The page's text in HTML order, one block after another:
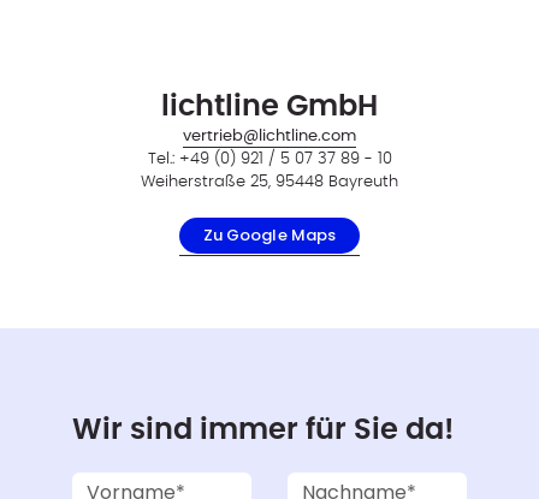
lichtline GmbH
vertrieb@lichtline.com
Tel.: +49 (0) 921 / 5 07 37 89 - 10
Weiherstraße 25, 95448 Bayreuth
Zu Google Maps
Wir sind immer für Sie da!